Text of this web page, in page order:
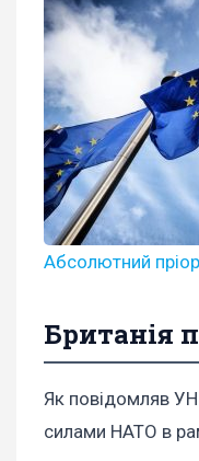
Абсолютний
Британія
Як повідомляв
силами НАТО в